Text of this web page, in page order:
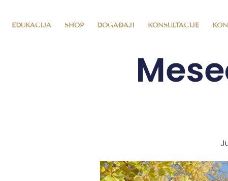
EDUKACIJA SHOP DOGAĐAJI KONSULTACIJE